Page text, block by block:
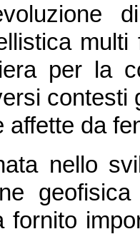
per la
contesti
affette da
nello
fornito